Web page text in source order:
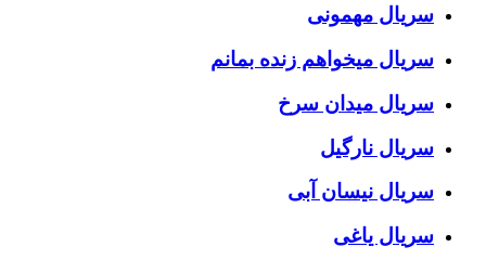
سریال مهمونی
سریال میخواهم زنده بمانم
سریال میدان سرخ
سریال نارگیل
سریال نیسان آبی
سریال یاغی